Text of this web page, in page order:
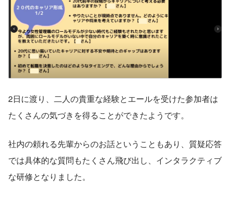
2日に渡り、二人の貴重な経験とエールを受けた参加者は
たくさんの気づきを得ることができたようです。
社内の頼れる先輩からのお話ということもあり、質疑応答
では具体的な質問もたくさん飛び出し、インタラクティブ
な研修となりました。